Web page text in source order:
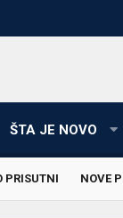
ŠTA JE NOVO
PRISUTNI NOVE